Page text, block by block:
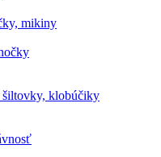
mikiny
šiltovky, klobúčiky